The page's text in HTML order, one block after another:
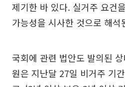
제기한 바 있다. 실거주 요건
가능성을 시사한 것으로 해석
국회에 관련 법안도 발의된
원은 지난달 27일 비거주 기